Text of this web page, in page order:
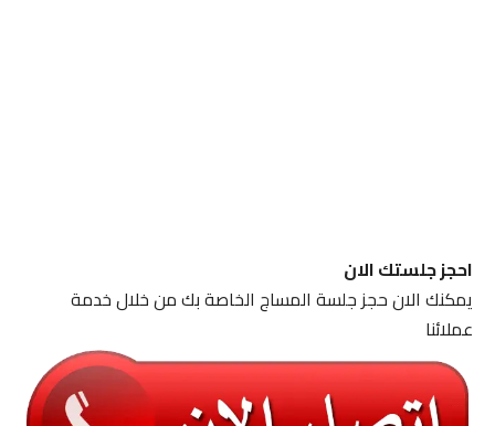
احجز جلستك الان
يمكنك الان حجز جلسة المساج الخاصة بك من خلال خدمة
عملائنا